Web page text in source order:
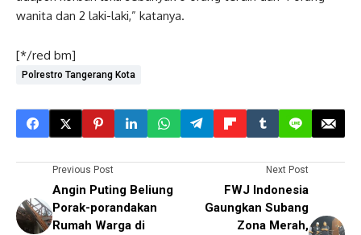
wanita dan 2 laki-laki,” katanya.
[*/red bm]
Polrestro Tangerang Kota
Previous Post
Angin Puting Beliung
Porak-porandakan
Rumah Warga di
Next Post
FWJ Indonesia
Gaungkan Subang
Zona Merah,